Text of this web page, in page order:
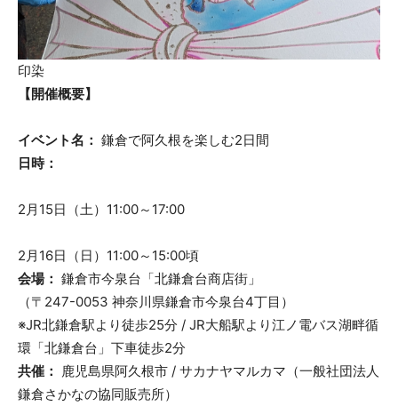
印染
【開催概要】
イベント名： 鎌倉で阿久根を楽しむ2日間
日時：
2月15日（土）11:00～17:00
2月16日（日）11:00～15:00頃
会場： 鎌倉市今泉台「北鎌倉台商店街」
（〒247-0053 神奈川県鎌倉市今泉台4丁目）
※JR北鎌倉駅より徒歩25分 / JR大船駅より江ノ電バス湖畔循
環「北鎌倉台」下車徒歩2分
共催：
鹿児島県阿久根市 / サカナヤマルカマ（一般社団法人
鎌倉さかなの協同販売所）